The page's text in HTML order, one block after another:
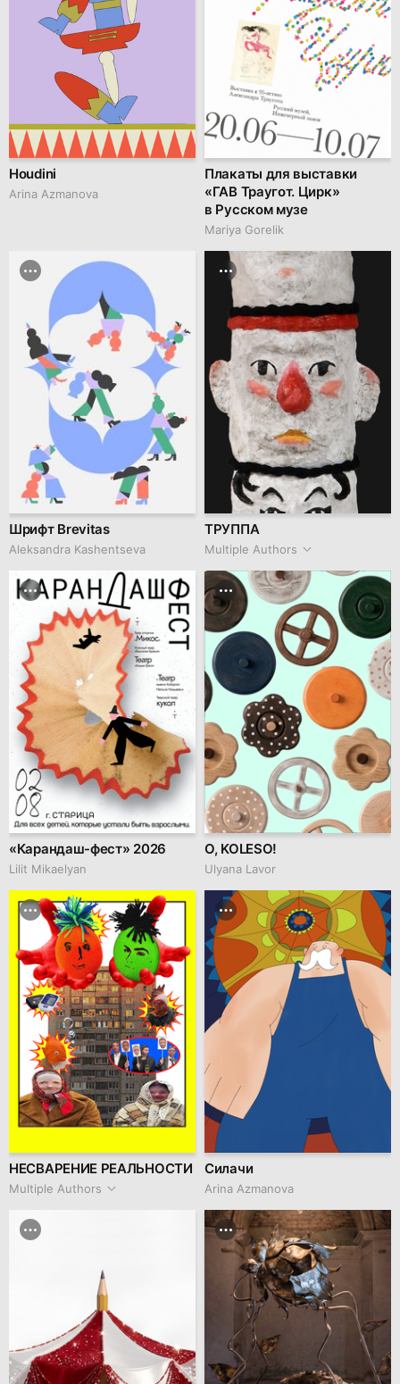
Houdini
Arina Azmanova
Плакаты для выставки
«ГАВ Траугот. Цирк»
в Русском музе
Mariya Gorelik
Шрифт Brevitas
Aleksandra Kashentseva
ТРУППА
Multiple Authors
«Карандаш-фест» 2026
Lilit Mikaelyan
O, KOLESO!
Ulyana Lavor
НЕСВАРЕНИЕ РЕАЛЬНОСТИ
Multiple Authors
Силачи
Arina Azmanova